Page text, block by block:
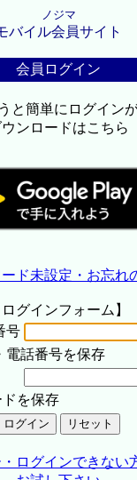
ノジマ
バイル会員サイト
会員ログイン
と簡単にログイン
ウンロードはこちら
ド未設定・お忘れ
ログインフォーム】
号
電話番号を保存
を保存
ログインできない